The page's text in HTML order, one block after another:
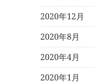
2020年12月
2020年8月
2020年4月
2020年1月